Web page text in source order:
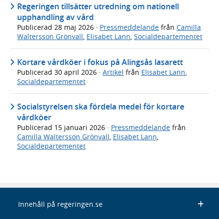
Regeringen tillsätter utredning om nationell
upphandling av vård
Publicerad 28 maj 2026 · Pressmeddelande från Camilla
Waltersson Grönvall, Elisabet Lann, Socialdepartementet
Kortare vårdköer i fokus på Alingsås lasarett
Publicerad 30 april 2026 · Artikel från Elisabet Lann
Socialdepartementet
Socialstyrelsen ska fördela medel för kortare
vårdköer
Publicerad 15 januari 2026 · Pressmeddelande från
Camilla Waltersson Grönvall, Elisabet Lann,
Socialdepartementet
Innehåll på regeringen.se